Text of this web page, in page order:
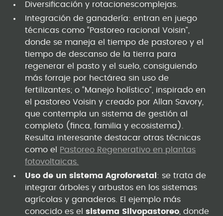
Diversificación y rotacionescomplejas.
Integración de ganadería: entran en juego
técnicas como “Pastoreo racional Voisin”,
donde se maneja el tiempo de pastoreo y el
tiempo de descanso de la tierra para
regenerar el pasto y el suelo, consiguiendo
más forraje por hectárea sin uso de
fertilizantes; o “Manejo holístico”, inspirado en
el pastoreo Voisin y creado por Allan Savory,
que contempla un sistema de gestión al
completo (finca, familia y ecosistema).
Resulta interesante destacar otras técnicas
como el
Pastoreo Regenerativo en plantas
fotovoltaicas.
Uso de un sistema Agroforestal : se trata de
integrar árboles y arbustos en los sistemas
agrícolas y ganaderos. El ejemplo más
conocido es elsistema Silvopastoreo , donde